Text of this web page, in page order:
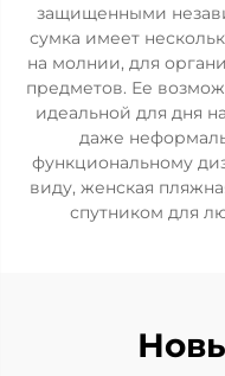
защищенными
сумка имеет
на молнии, для
предметов. Ее
идеальной для дня
даже
функциональному
виду, женская
спутником для